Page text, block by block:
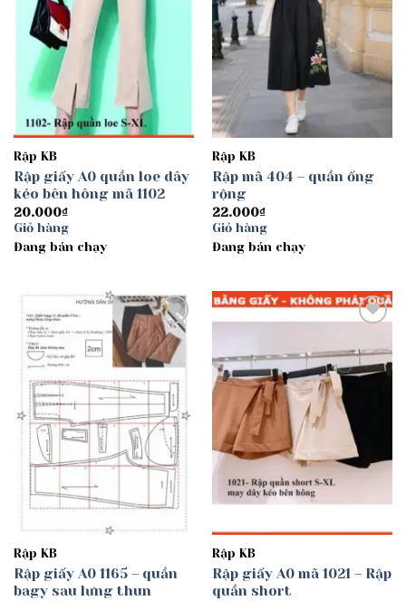
Rập KB
Rập giấy A0 quần loe dây
kéo bên hông mã 1102
20.000₫
Giỏ hàng
Đang bán chạy
Rập KB
Rập mã 404 – quần ống
rộng
22.000₫
Giỏ hàng
Đang bán chạy
Add to
wishlist
Rập KB
Rập giấy A0 1165 – quần
bagy sau lưng thun
wishlist
Rập KB
Rập giấy A0 mã 1021 – Rập
quần short